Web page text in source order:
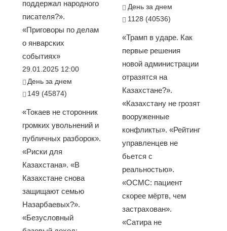
поддержал народного
писателя?».
«Приговоры по делам
о январских
событиях»
29.01.2025 12:00
День за днем
149 (45874)
«Токаев не сторонник
громких увольнений и
публичных разборок».
«Риски для
Казахстана». «В
Казахстане снова
защищают семью
Назарбаевых?».
«Безусловный
День за днем
1128 (40536)
«Трамп в ударе. Как
первые решения
новой администрации
отразятся на
Казахстане?».
«Казахстану не грозят
вооруженные
конфликты». «Рейтинг
управленцев не
бьется с
реальностью».
«ОСМС: пациент
скорее мёртв, чем
застрахован».
«Сатира не